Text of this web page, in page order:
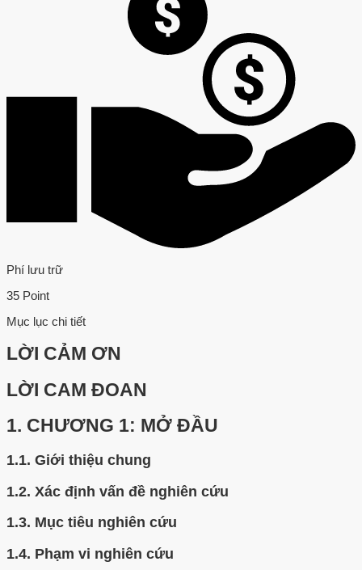
Phí lưu trữ
35 Point
Mục lục chi tiết
LỜI CẢM ƠN
LỜI CAM ĐOAN
1. CHƯƠNG 1: MỞ ĐẦU
1.1. Giới thiệu chung
1.2. Xác định vấn đề nghiên cứu
1.3. Mục tiêu nghiên cứu
1.4. Phạm vi nghiên cứu